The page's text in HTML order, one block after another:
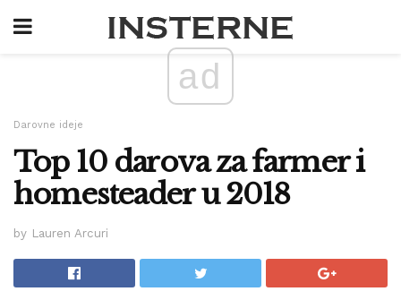
ad
Darovne ideje
Top 10 darova za farmer i
homesteader u 2018
by Lauren Arcuri